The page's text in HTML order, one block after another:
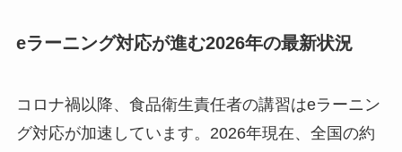
eラーニング対応が進む2026年の最新状況
コロナ禍以降、食品衛生責任者の講習はeラーニン
グ対応が加速しています。2026年現在、全国の約